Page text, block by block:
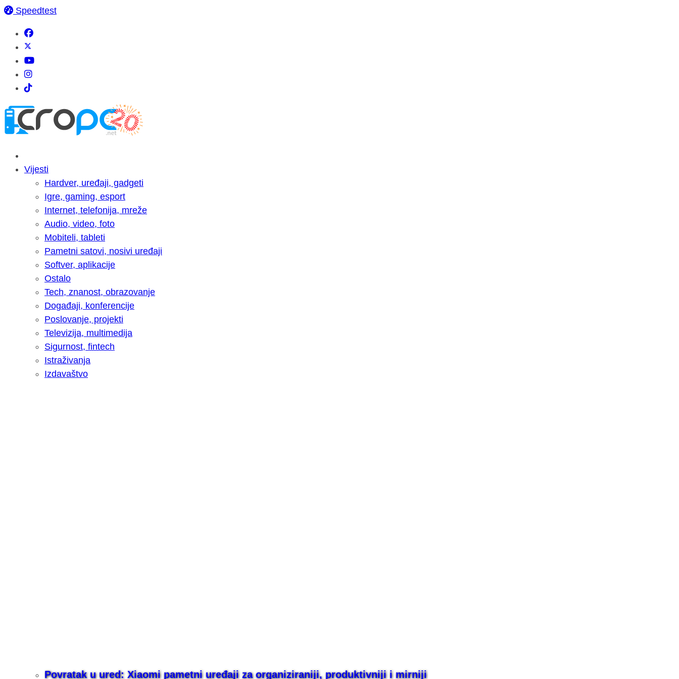
Speedtest
Vijesti
Hardver, uređaji, gadgeti
Igre, gaming, esport
Internet, telefonija, mreže
Audio, video, foto
Mobiteli, tableti
Pametni satovi, nosivi uređaji
Softver, aplikacije
Ostalo
Tech, znanost, obrazovanje
Događaji, konferencije
Poslovanje, projekti
Televizija, multimedija
Sigurnost, fintech
Istraživanja
Izdavaštvo
Povratak u ured: Xiaomi pametni uređaji za organiziraniji, produktivniji i mirniji